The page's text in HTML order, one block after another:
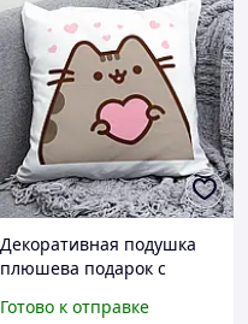
Декоративная подушка
плюшева подарок с
Готово к отправке